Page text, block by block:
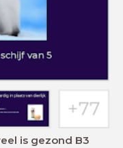
is gezond B3